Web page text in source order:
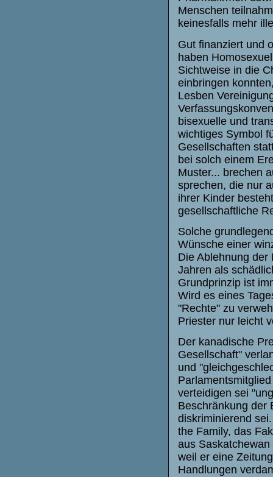
Menschen
keinesfalls mehr
Gut finanziert und
haben
Sichtweise in die
einbringen
Lesben
bisexuelle und
wichtiges Symbol
Gesellschaften
bei solch einem
Muster... brechen
sprechen, die nur
ihrer Kinder
gesellschaftliche
Solche
Wünsche einer
Die Ablehnung
Jahren als
Grundprinzip ist
Wird es eines
"Rechte" zu
Priester nur leicht
Der kanadische
Gesellschaft"
und
verteidigen sei
Beschränkung der
diskriminierend
the Family, das
aus
weil er eine
Handlungen